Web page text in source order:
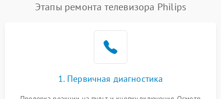
Этапы ремонта телевизора Philips
1. Первичная диагностика